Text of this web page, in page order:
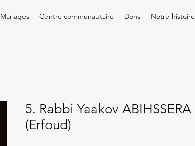
Mariages Centre communautaire Dons Notre histoire
5. Rabbi Yaakov ABIHSSERA
(Erfoud)